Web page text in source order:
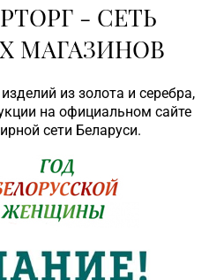
- СЕТЬ
МАГАЗИНОВ
из золота и серебра,
на официальном сайте
сети Беларуси.